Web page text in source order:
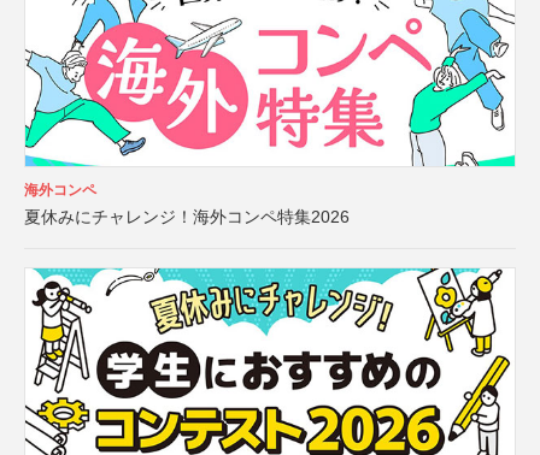
海外コンペ
夏休みにチャレンジ！海外コンペ特集2026